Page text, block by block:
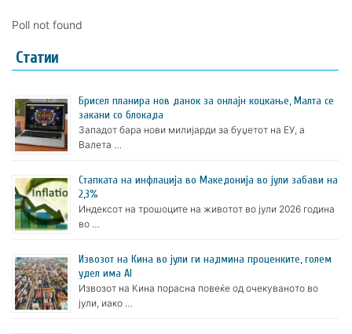
Poll not found
Статии
Брисел планира нов данок за онлајн коцкање, Малта се
закани со блокада
Западот бара нови милијарди за буџетот на ЕУ, а
Валета …
Стапката на инфлација во Македонија во јули забави на
2,3%
Индексот на трошоците на животот во јули 2026 година
во …
Извозот на Кина во јули ги надмина проценките, голем
удел има AI
Извозот на Кина порасна повеќе од очекуваното во
јули, иако …